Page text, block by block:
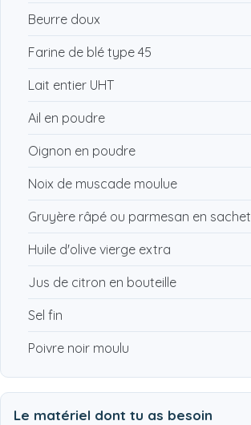
Beurre doux
Farine de blé type 45
Lait entier UHT
Ail en poudre
Oignon en poudre
Noix de muscade moulue
Gruyère râpé ou parmesan en sachet
Huile d'olive vierge extra
Jus de citron en bouteille
Sel fin
Poivre noir moulu
Le matériel dont tu as besoin